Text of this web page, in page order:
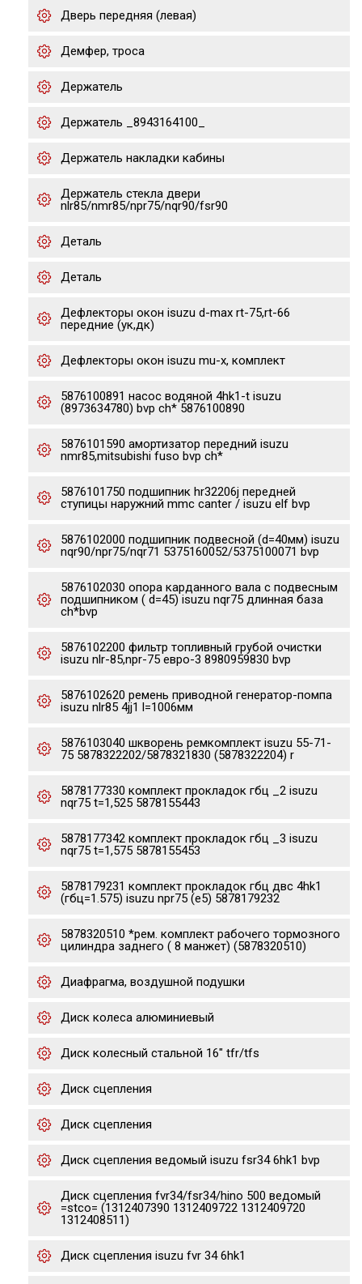
Дверь передняя (левая)
Демфер, троса
Держатель
Держатель _8943164100_
Держатель накладки кабины
Держатель стекла двери
nlr85/nmr85/npr75/nqr90/fsr90
Деталь
Деталь
Дефлекторы окон isuzu d-max rt-75,rt-66
передние (ук,дк)
Дефлекторы окон isuzu mu-x, комплект
5876100891 насос водяной 4hk1-t isuzu
(8973634780) bvp ch* 5876100890
5876101590 амортизатор передний isuzu
nmr85,mitsubishi fuso bvp ch*
5876101750 подшипник hr32206j передней
ступицы наружний mmc canter / isuzu elf bvp
5876102000 подшипник подвесной (d=40мм) isuzu
nqr90/npr75/nqr71 5375160052/5375100071 bvp
5876102030 опора карданного вала с подвесным
подшипником ( d=45) isuzu nqr75 длинная база
ch*bvp
5876102200 фильтр топливный грубой очистки
isuzu nlr-85,npr-75 евро-3 8980959830 bvp
5876102620 ремень приводной генератор-помпа
isuzu nlr85 4jj1 l=1006мм
5876103040 шкворень ремкомплект isuzu 55-71-
75 5878322202/5878321830 (5878322204) r
5878177330 комплект прокладок гбц _2 isuzu
nqr75 t=1,525 5878155443
5878177342 комплект прокладок гбц _3 isuzu
nqr75 t=1,575 5878155453
5878179231 комплект прокладок гбц двс 4hk1
(гбц=1.575) isuzu npr75 (e5) 5878179232
5878320510 *рем. комплект рабочего тормозного
цилиндра заднего ( 8 манжет) (5878320510)
Диафрагма, воздушной подушки
Диск колеса алюминиевый
Диск колесный стальной 16" tfr/tfs
Диск сцепления
Диск сцепления
Диск сцепления ведомый isuzu fsr34 6hk1 bvp
Диск сцепления fvr34/fsr34/hino 500 ведомый
=stco= (1312407390 1312409722 1312409720
1312408511)
Диск сцепления isuzu fvr 34 6hk1